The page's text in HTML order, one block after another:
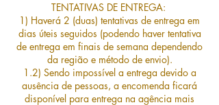
TENTATIVAS DE ENTREGA:
1) Haverá 2 (duas) tentativas de entrega em
dias úteis seguidos (podendo haver tentativa
de entrega em finais de semana dependendo
da região e método de envio).
1.2) Sendo impossível a entrega devido a
ausência de pessoas, a encomenda ficará
disponível para entrega na agência mais